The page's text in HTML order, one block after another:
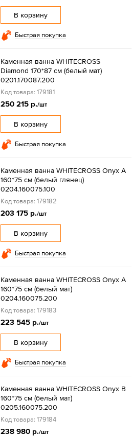
В корзину
Быстрая покупка
Каменная ванна WHITECROSS
Diamond 170*87 см (белый мат)
0201.170087.200
Код товара: 179181
250 215 р./шт
В корзину
Быстрая покупка
Каменная ванна WHITECROSS Onyx A
160*75 см (белый глянец)
0204.160075.100
Код товара: 179182
203 175 р./шт
В корзину
Быстрая покупка
Каменная ванна WHITECROSS Onyx A
160*75 см (белый мат)
0204.160075.200
Код товара: 179183
223 545 р./шт
В корзину
Быстрая покупка
Каменная ванна WHITECROSS Onyx B
160*75 см (белый мат)
0205.160075.200
Код товара: 179184
238 980 р./шт